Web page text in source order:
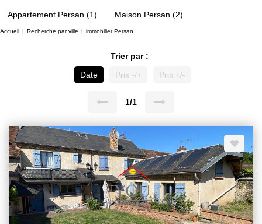
Appartement Persan (1) Maison Persan (2)
Accueil Recherche par ville immobilier Persan
Trier par :
Date
Prix -/+ Prix +/-
1/1